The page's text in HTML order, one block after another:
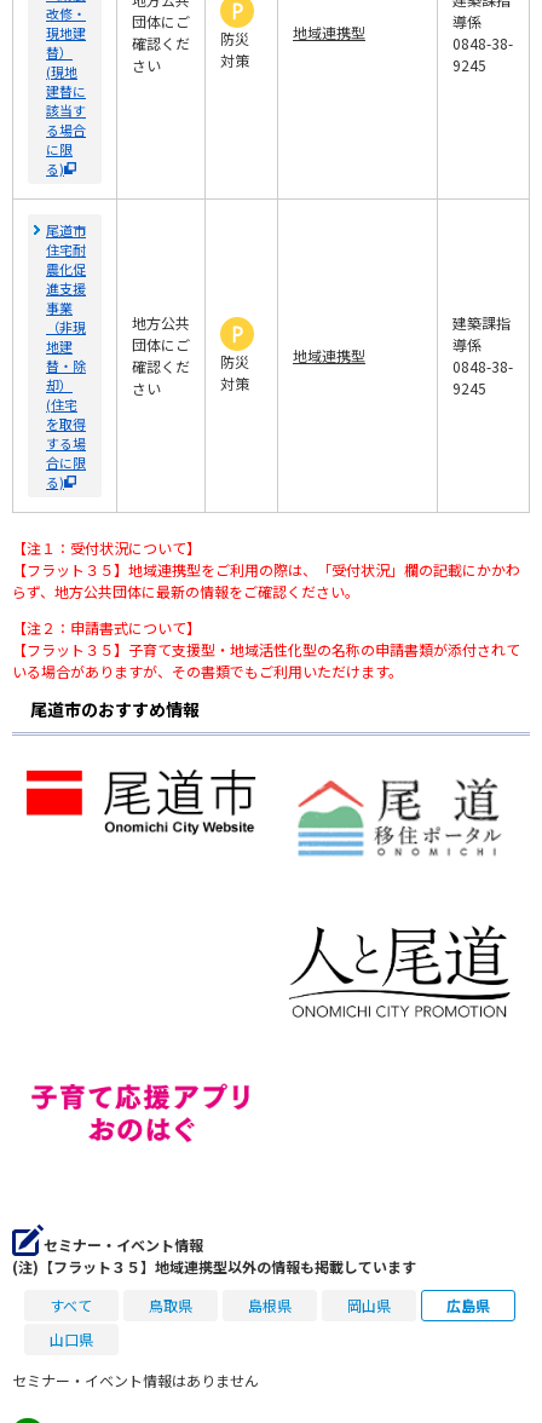
改修・
現地建
替）
(現地
建替に
該当す
る場合
に限
る)
団体にご
確認くだ
さい
防災
対策
地域連携型
導係
0848-38-
9245
尾道市
住宅耐
震化促
進支援
事業
（非現
地建
替・除
却）
(住宅
を取得
する場
合に限
る)
地方公共
団体にご
確認くだ
さい
防災
対策
地域連携型
建築課指
導係
0848-38-
9245
【注１：受付状況について】
【フラット３５】地域連携型をご利用の際は、「受付状況」欄の記載にかかわ
らず、地方公共団体に最新の情報をご確認ください。
【注２：申請書式について】
【フラット３５】子育て支援型・地域活性化型の名称の申請書類が添付されて
いる場合がありますが、その書類でもご利用いただけます。
尾道市のおすすめ情報
セミナー・イベント情報
(注)【フラット３５】地域連携型以外の情報も掲載しています
すべて
鳥取県 島根県 岡山県
広島県
山口県
セミナー・イベント情報はありません